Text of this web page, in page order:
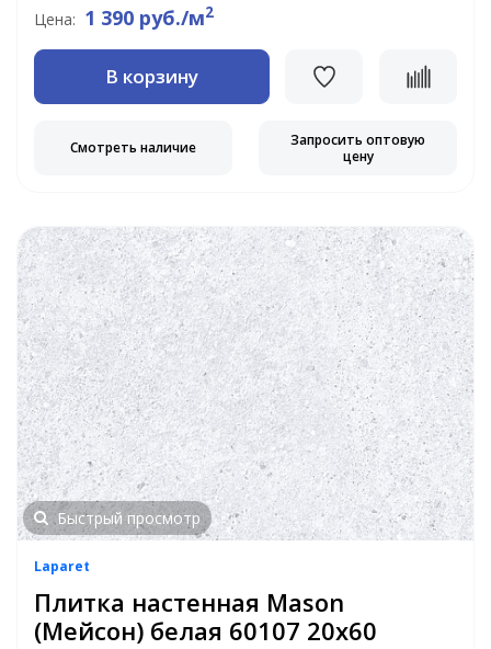
Цена: 1 390 руб./м2
В корзину
Смотреть наличие
Запросить оптовую
цену
Быстрый просмотр
Laparet
Плитка настенная Mason
(Мейсон) белая 60107 20х60